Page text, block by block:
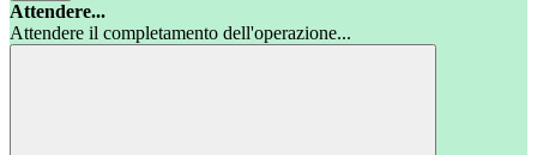
Attendere...
Attendere il completamento dell'operazione...